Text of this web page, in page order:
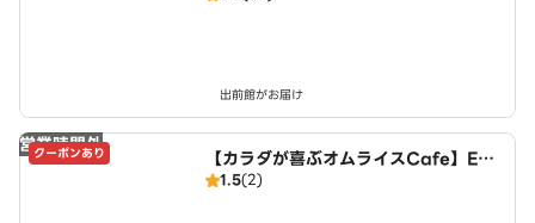
出前館がお届け
営業時間外
クーポンあり
【カラダが喜ぶオムライスCafe】Egg
House～夕凪クラブ店～
1.5(2)